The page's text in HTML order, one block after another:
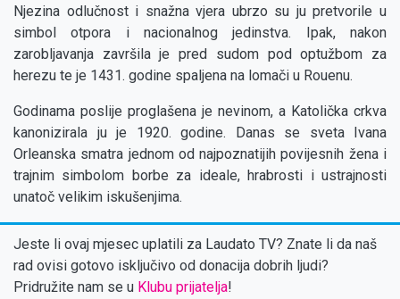
Njezina odlučnost i snažna vjera ubrzo su ju pretvorile u
simbol otpora i nacionalnog jedinstva. Ipak, nakon
zarobljavanja završila je pred sudom pod optužbom za
herezu te je 1431. godine spaljena na lomači u Rouenu.
Godinama poslije proglašena je nevinom, a Katolička crkva
kanonizirala ju je 1920. godine. Danas se sveta Ivana
Orleanska smatra jednom od najpoznatijih povijesnih žena i
trajnim simbolom borbe za ideale, hrabrosti i ustrajnosti
unatoč velikim iskušenjima.
Jeste li ovaj mjesec uplatili za Laudato TV? Znate li da naš
rad ovisi gotovo isključivo od donacija dobrih ljudi?
Pridružite nam se u Klubu prijatelja!